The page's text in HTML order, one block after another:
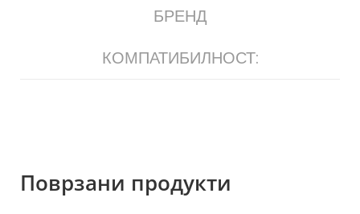
БРЕНД
КОМПАТИБИЛНОСТ:
Поврзани продукти